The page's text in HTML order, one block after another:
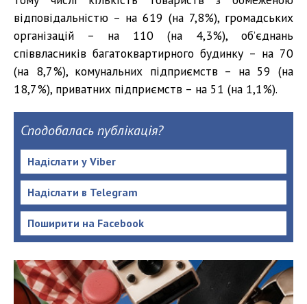
відповідальністю – на 619 (на 7,8%), громадських
організацій – на 110 (на 4,3%), об’єднань
співвласників багатоквартирного будинку – на 70
(на 8,7%), комунальних підприємств – на 59 (на
18,7%), приватних підприємств – на 51 (на 1,1%).
Сподобалась публікація?
Надіслати у Viber
Надіслати в Telegram
Поширити на Facebook